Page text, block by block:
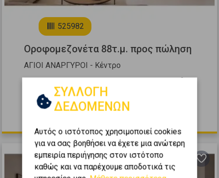
525982
Οροφομεζονέτα 88τ.μ. προς πώληση
ΑΓΙΟΙ ΑΝΑΡΓΥΡΟΙ - Κέντρο
2
2026ΣΥΛΛΟΓΗ
ΔΕΔΟΜΕΝΩΝ
Αυτός ο ιστότοπος χρησιμοποιεί cookies
για να σας βοηθήσει να έχετε μια ανώτερη
εμπειρία περιήγησης στον ιστότοπο
καθώς και να παρέχουμε αποδοτικά τις